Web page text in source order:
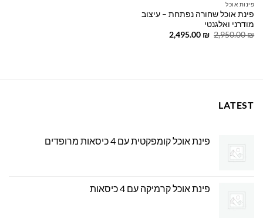
פינות אוכל
פינת אוכל שחורה נפתחת – עיצוב
מודרני ואלגנטי
2,950.00₪
המחיר
2,495.00 ₪
המחיר
LATEST
פינת אוכל קומפקטית עם 4 כיסאות מרופדים
פינת אוכל קרמיקה עם 4 כיסאות